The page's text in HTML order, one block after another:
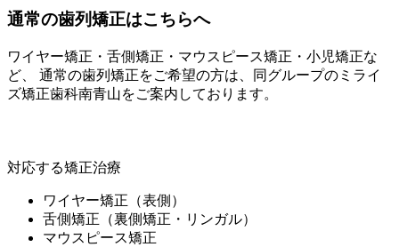
通常の歯列矯正はこちらへ
ワイヤー矯正・舌側矯正・マウスピース矯正・小児矯正な
ど、 通常の歯列矯正をご希望の方は、同グループの ミライ
ズ矯正歯科南青山をご案内しております。
対応する矯正治療
ワイヤー矯正（表側）
舌側矯正（裏側矯正・リンガル）
マウスピース矯正